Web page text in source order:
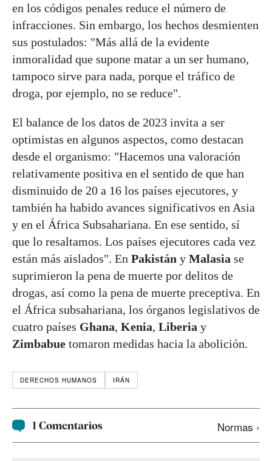
en los códigos penales reduce el número de
infracciones. Sin embargo, los hechos desmienten
sus postulados: "Más allá de la evidente
inmoralidad que supone matar a un ser humano,
tampoco sirve para nada, porque el tráfico de
droga, por ejemplo, no se reduce".
El balance de los datos de 2023 invita a ser
optimistas en algunos aspectos, como destacan
desde el organismo: "Hacemos una valoración
relativamente positiva en el sentido de que han
disminuido de 20 a 16 los países ejecutores, y
también ha habido avances significativos en Asia
y en el África Subsahariana. En ese sentido, sí
que lo resaltamos. Los países ejecutores cada vez
están más aislados". En Pakistán y Malasia se
suprimieron la pena de muerte por delitos de
drogas, así como la pena de muerte preceptiva. En
el África subsahariana, los órganos legislativos de
cuatro países Ghana, Kenia, Liberia y
Zimbabue tomaron medidas hacia la abolición.
DERECHOS HUMANOS IRÁN
1 Comentarios Normas ›